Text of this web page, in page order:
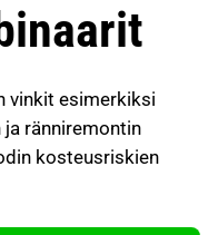
vinkit esimerkiksi
ränniremontin
kosteusriskien